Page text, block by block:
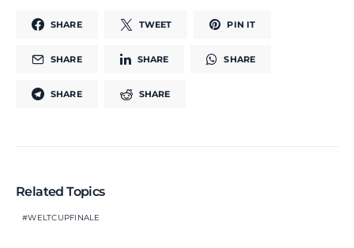
SHARE TWEET PIN IT
SHARE SHARE SHARE
SHARE SHARE
Related Topics
WELTCUPFINALE